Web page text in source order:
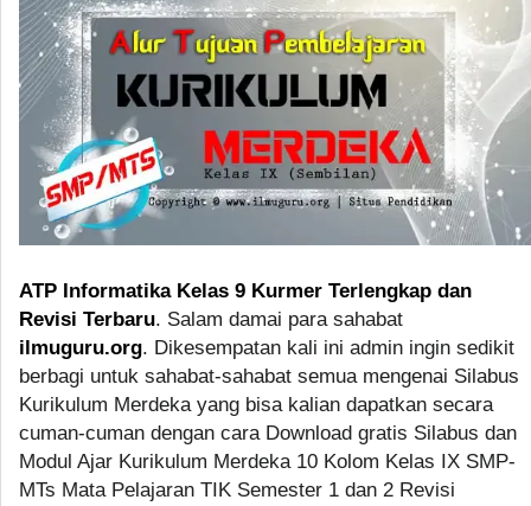
ATP Informatika Kelas 9 Kurmer Terlengkap dan
Revisi Terbaru. Salam damai para sahabat
ilmuguru.org. Dikesempatan kali ini admin ingin sedikit
berbagi untuk sahabat-sahabat semua mengenai Silabus
Kurikulum Merdeka yang bisa kalian dapatkan secara
cuman-cuman dengan cara Download gratis Silabus dan
Modul Ajar Kurikulum Merdeka 10 Kolom Kelas IX SMP-
MTs Mata Pelajaran TIK Semester 1 dan 2 Revisi